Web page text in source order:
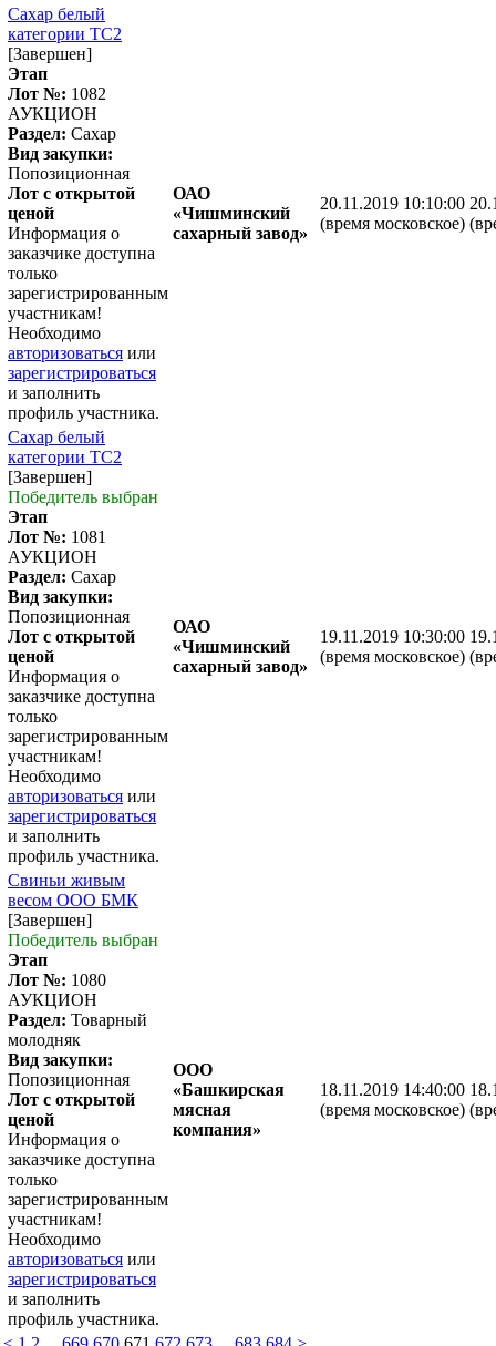
Сахар белый
категории ТС2
[Завершен]
Этап
Лот №: 1082
АУКЦИОН
Раздел: Сахар
Вид закупки:
Попозиционная
Лот с открытой
ценой
Информация о
заказчике доступна
только
зарегистрированным
участникам!
Необходимо
авторизоваться или
зарегистрироваться
и заполнить
профиль участника.
ОАО
«Чишминский
сахарный завод»
20.11.2019 10:10:00
(время московское)
Сахар белый
категории ТС2
[Завершен]
Победитель выбран
Этап
Лот №: 1081
АУКЦИОН
Раздел: Сахар
Вид закупки:
Попозиционная
Лот с открытой
ценой
Информация о
заказчике доступна
только
зарегистрированным
участникам!
Необходимо
авторизоваться или
зарегистрироваться
и заполнить
профиль участника.
ОАО
«Чишминский
сахарный завод»
19.11.2019 10:30:00
(время московское)
Свиньи живым
весом ООО БМК
[Завершен]
Победитель выбран
Этап
Лот №: 1080
АУКЦИОН
Раздел: Товарный
молодняк
Вид закупки:
Попозиционная
Лот с открытой
ценой
Информация о
заказчике доступна
только
зарегистрированным
участникам!
Необходимо
авторизоваться или
зарегистрироваться
и заполнить
профиль участника.
ООО
«Башкирская
мясная
компания»
18.11.2019 14:40:00
(время московское)